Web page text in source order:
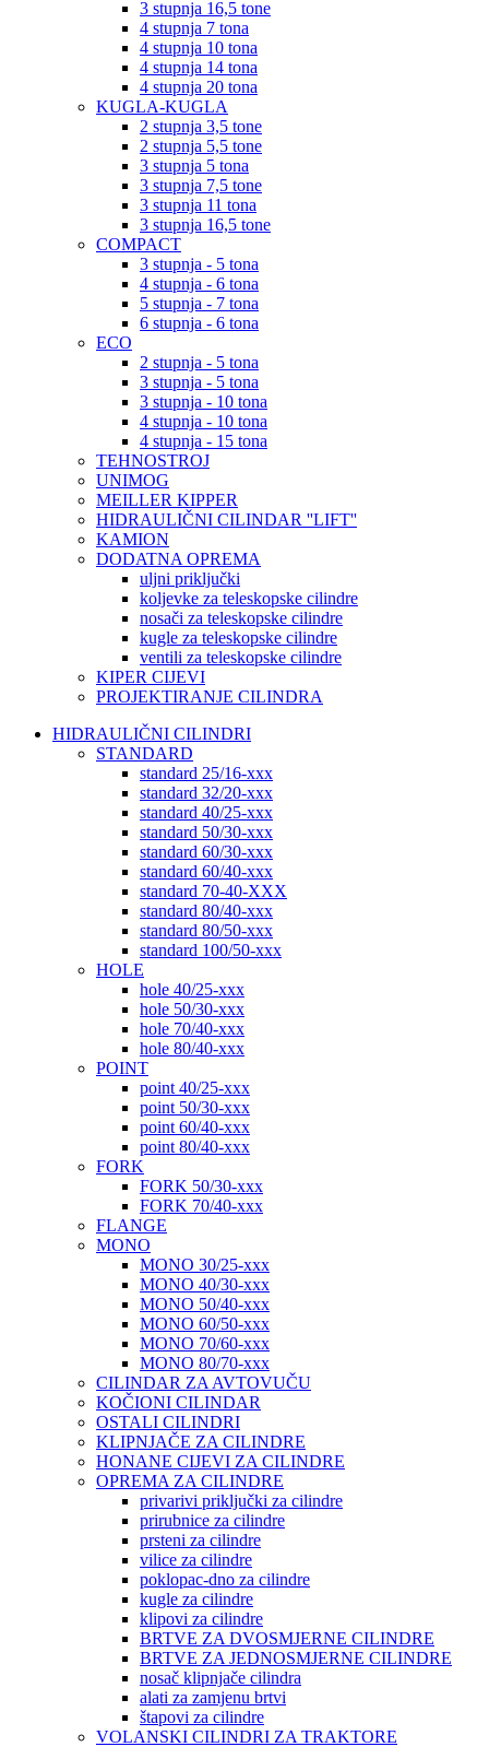
3 stupnja 16,5 tone
4 stupnja 7 tona
4 stupnja 10 tona
4 stupnja 14 tona
4 stupnja 20 tona
KUGLA-KUGLA
2 stupnja 3,5 tone
2 stupnja 5,5 tone
3 stupnja 5 tona
3 stupnja 7,5 tone
3 stupnja 11 tona
3 stupnja 16,5 tone
COMPACT
3 stupnja - 5 tona
4 stupnja - 6 tona
5 stupnja - 7 tona
6 stupnja - 6 tona
ECO
2 stupnja - 5 tona
3 stupnja - 5 tona
3 stupnja - 10 tona
4 stupnja - 10 tona
4 stupnja - 15 tona
TEHNOSTROJ
UNIMOG
MEILLER KIPPER
HIDRAULIČNI CILINDAR ''LIFT''
KAMION
DODATNA OPREMA
uljni priključki
koljevke za teleskopske cilindre
nosači za teleskopske cilindre
kugle za teleskopske cilindre
ventili za teleskopske cilindre
KIPER CIJEVI
PROJEKTIRANJE CILINDRA
HIDRAULIČNI CILINDRI
STANDARD
standard 25/16-xxx
standard 32/20-xxx
standard 40/25-xxx
standard 50/30-xxx
standard 60/30-xxx
standard 60/40-xxx
standard 70-40-XXX
standard 80/40-xxx
standard 80/50-xxx
standard 100/50-xxx
HOLE
hole 40/25-xxx
hole 50/30-xxx
hole 70/40-xxx
hole 80/40-xxx
POINT
point 40/25-xxx
point 50/30-xxx
point 60/40-xxx
point 80/40-xxx
FORK
FORK 50/30-xxx
FORK 70/40-xxx
FLANGE
MONO
MONO 30/25-xxx
MONO 40/30-xxx
MONO 50/40-xxx
MONO 60/50-xxx
MONO 70/60-xxx
MONO 80/70-xxx
CILINDAR ZA AVTOVUČU
KOČIONI CILINDAR
OSTALI CILINDRI
KLIPNJAČE ZA CILINDRE
HONANE CIJEVI ZA CILINDRE
OPREMA ZA CILINDRE
privarivi priključki za cilindre
prirubnice za cilindre
prsteni za cilindre
vilice za cilindre
poklopac-dno za cilindre
kugle za cilindre
klipovi za cilindre
BRTVE ZA DVOSMJERNE CILINDRE
BRTVE ZA JEDNOSMJERNE CILINDRE
nosač klipnjače cilindra
alati za zamjenu brtvi
štapovi za cilindre
VOLANSKI CILINDRI ZA TRAKTORE